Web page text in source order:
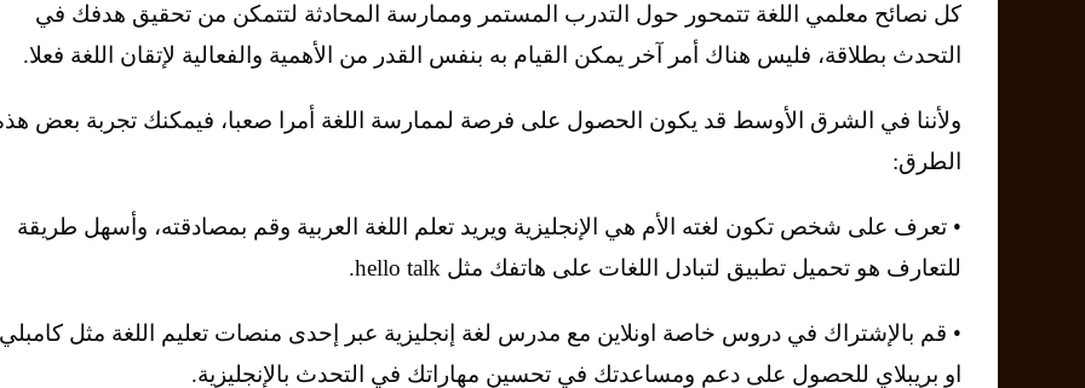
كل نصائح معلمي اللغة تتمحور حول التدرب المستمر وممارسة المحادثة لتتمكن من تحقيق هدفك في
التحدث بطلاقة، فليس هناك أمر آخر يمكن القيام به بنفس القدر من الأهمية والفعالية لإتقان اللغة فعلا.
ولأننا في الشرق الأوسط قد يكون الحصول على فرصة لممارسة اللغة أمرا صعبا، فيمكنك تجربة بعض
الطرق:
• تعرف على شخص تكون لغته الأم هي الإنجليزية ويريد تعلم اللغة العربية وقم بمصادقته، وأسهل طريقة
للتعارف هو تحميل تطبيق لتبادل اللغات على هاتفك مثل hello talk.
• قم بالإشتراك في دروس خاصة اونلاين مع مدرس لغة إنجليزية عبر إحدى منصات تعليم اللغة مثل كامبلي
او بريبلاي للحصول على دعم ومساعدتك في تحسين مهاراتك في التحدث بالإنجليزية.